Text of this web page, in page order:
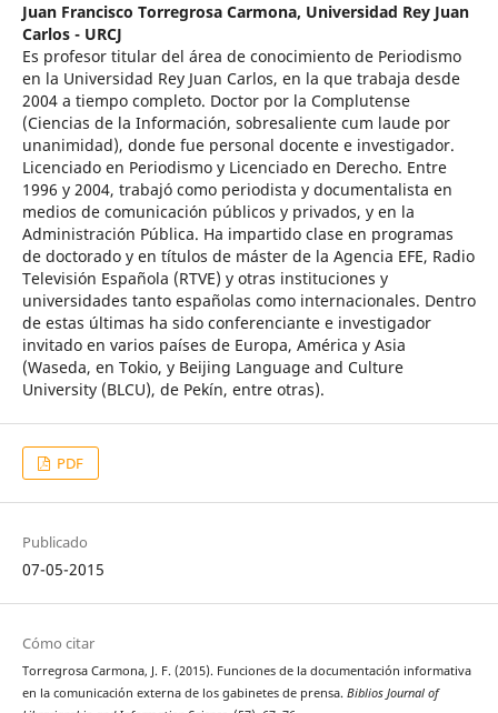
Juan Francisco Torregrosa Carmona, Universidad Rey Juan
Carlos - URCJ
Es profesor titular del área de conocimiento de Periodismo
en la Universidad Rey Juan Carlos, en la que trabaja desde
2004 a tiempo completo. Doctor por la Complutense
(Ciencias de la Información, sobresaliente cum laude por
unanimidad), donde fue personal docente e investigador.
Licenciado en Periodismo y Licenciado en Derecho. Entre
1996 y 2004, trabajó como periodista y documentalista en
medios de comunicación públicos y privados, y en la
Administración Pública. Ha impartido clase en programas
de doctorado y en títulos de máster de la Agencia EFE, Radio
Televisión Española (RTVE) y otras instituciones y
universidades tanto españolas como internacionales. Dentro
de estas últimas ha sido conferenciante e investigador
invitado en varios países de Europa, América y Asia
(Waseda, en Tokio, y Beijing Language and Culture
University (BLCU), de Pekín, entre otras).
PDF
Publicado
07-05-2015
Cómo citar
Torregrosa Carmona, J. F. (2015). Funciones de la documentación informativa
en la comunicación externa de los gabinetes de prensa. Biblios Journal of